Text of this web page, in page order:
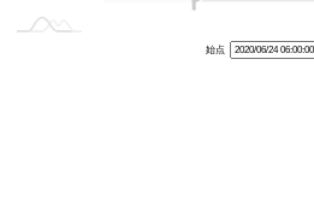
始点